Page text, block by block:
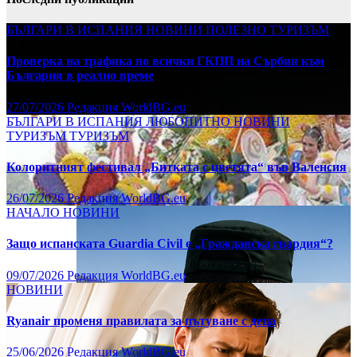
БЪЛГАРИ В ИСПАНИЯ НОВИНИ ПОЛЕЗНО ТУРИЗЪМ
Проверка на трафика по всички ГКПП на Сърбия към
България в реално време
27/07/2026 Редакция WorldBG.eu
БЪЛГАРИ В ИСПАНИЯ ЛЮБОПИТНОНОВИНИ
ТУРИЗЪМТУРИЗЪМ
Колоритният фестивал „Битката с цветята“ във Валенсия
26/07/2026Редакция WorldBG.eu
НАЧАЛО НОВИНИ
Защо испанската Guardia Civil е „Гражданска гвардия“?
09/07/2026 Редакция WorldBG.eu
НОВИНИ
Ryanair променя правилата за пътуване с деца
25/06/2026Редакция WorldBG.eu